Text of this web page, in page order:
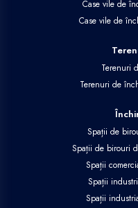
Case vile de
Case vile de
Terenuri
Terenuri de
Spații de
Spații de birouri
Spații
Spații
Spații